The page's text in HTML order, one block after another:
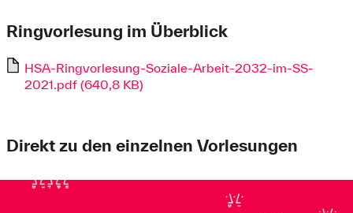
Ringvorlesung im Überblick
HSA-Ringvorlesung-Soziale-Arbeit-2032-im-SS-
2021.pdf (640,8 KB)
Direkt zu den einzelnen Vorlesungen